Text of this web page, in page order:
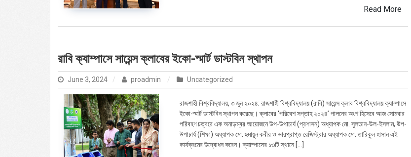
Read More
রাবি ক্যাম্পাসে সায়েন্স ক্লাবের ইকো-স্মার্ট ডাস্টবিন স্থাপন
June 3, 2024 proadmin Uncategorized
রাজশাহী বিশ্ববিদ্যালয়, ৩ জুন ২০২৪: রাজশাহী বিশ্ববিদ্যালয় (রাবি) সায়েন্স ক্লাব বিশ্ববিদ্যালয় ক্যাম্পাসে
ইকো-স্মার্ট ডাস্টবিন স্থাপন করেছে। ক্লাবের ‘পরিবেশ সপ্তাহ ২০২৪’ পালনের অংশ হিসেবে আজ সোমবার
পরিবহণ চত্বরে এক অনাড়ম্বর আয়োজনে উপ-উপাচার্য (প্রশাসন) অধ্যাপক মো. সুলতান-উল-ইসলাম, উপ-
উপাচার্য (শিক্ষা) অধ্যাপক মো. হুমায়ুন কবীর ও ভারপ্রাপ্ত রেজিস্ট্রার অধ্যাপক মো. তারিকুল হাসান এই
কার্যক্রমের উদ্বোধন করেন। ক্যাম্পাসের ১৩টি স্থানে […]